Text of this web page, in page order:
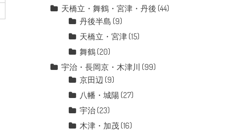
天橋立・舞鶴・宮津・丹後 (44)
丹後半島 (9)
天橋立・宮津 (15)
舞鶴 (20)
宇治・長岡京・木津川 (99)
京田辺 (9)
八幡・城陽 (27)
宇治 (23)
木津・加茂 (16)